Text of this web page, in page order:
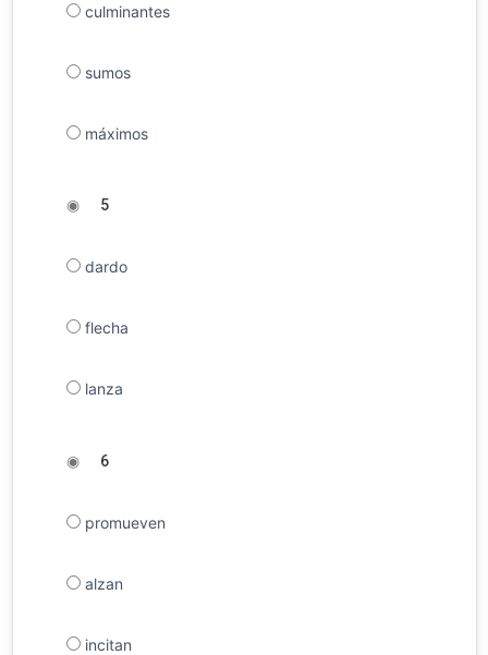
culminantes
sumos
máximos
◉ 5
dardo
flecha
lanza
◉ 6
promueven
alzan
incitan